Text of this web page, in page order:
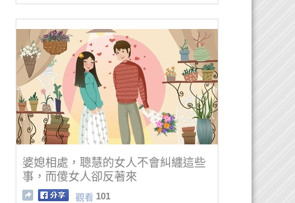
婆媳相處，聰慧的女人不會糾纏這些
事，而傻女人卻反著來
觀看 101